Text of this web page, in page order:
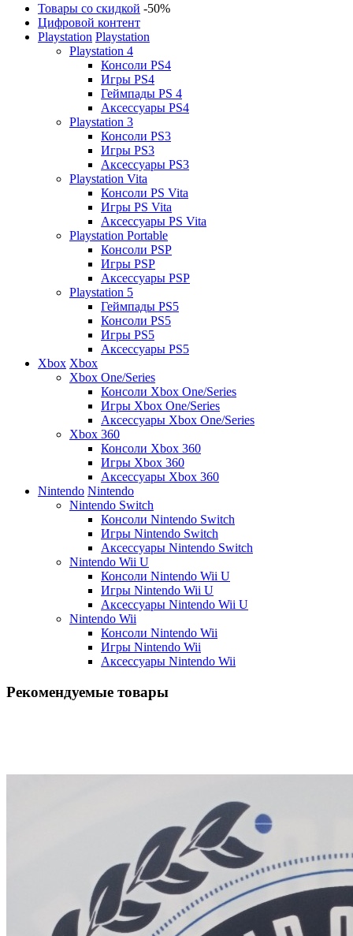
Товары со скидкой -50%
Цифровой контент
Playstation Playstation
Playstation 4
Консоли PS4
Игры PS4
Геймпады PS 4
Аксессуары PS4
Playstation 3
Консоли PS3
Игры PS3
Аксессуары PS3
Playstation Vita
Консоли PS Vita
Игры PS Vita
Аксессуары PS Vita
Playstation Portable
Консоли PSP
Игры PSP
Аксессуары PSP
Playstation 5
Геймпады PS5
Консоли PS5
Игры PS5
Аксессуары PS5
Xbox Xbox
Xbox One/Series
Консоли Xbox One/Series
Игры Xbox One/Series
Аксессуары Xbox One/Series
Xbox 360
Консоли Xbox 360
Игры Xbox 360
Аксессуары Xbox 360
Nintendo Nintendo
Nintendo Switch
Консоли Nintendo Switch
Игры Nintendo Switch
Аксессуары Nintendo Switch
Nintendo Wii U
Консоли Nintendo Wii U
Игры Nintendo Wii U
Аксессуары Nintendo Wii U
Nintendo Wii
Консоли Nintendo Wii
Игры Nintendo Wii
Аксессуары Nintendo Wii
Рекомендуемые товары